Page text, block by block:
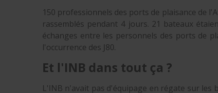
150 professionnels des ports de plaisance de
rassemblés pendant 4 jours. 21 bateaux
échanges entre les personnels des ports de
l'occurrence des J80.
Et l'INB dans tout ça ?
L'INB n'avait pas d'équipage en régate sur les